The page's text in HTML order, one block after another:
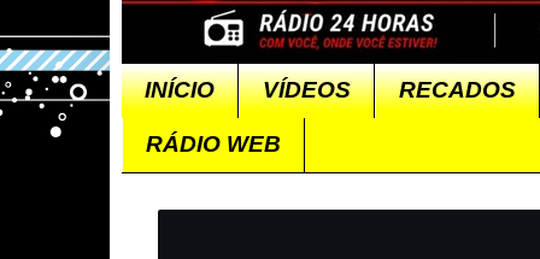
INÍCIO VÍDEOS RECADOS
RÁDIO WEB